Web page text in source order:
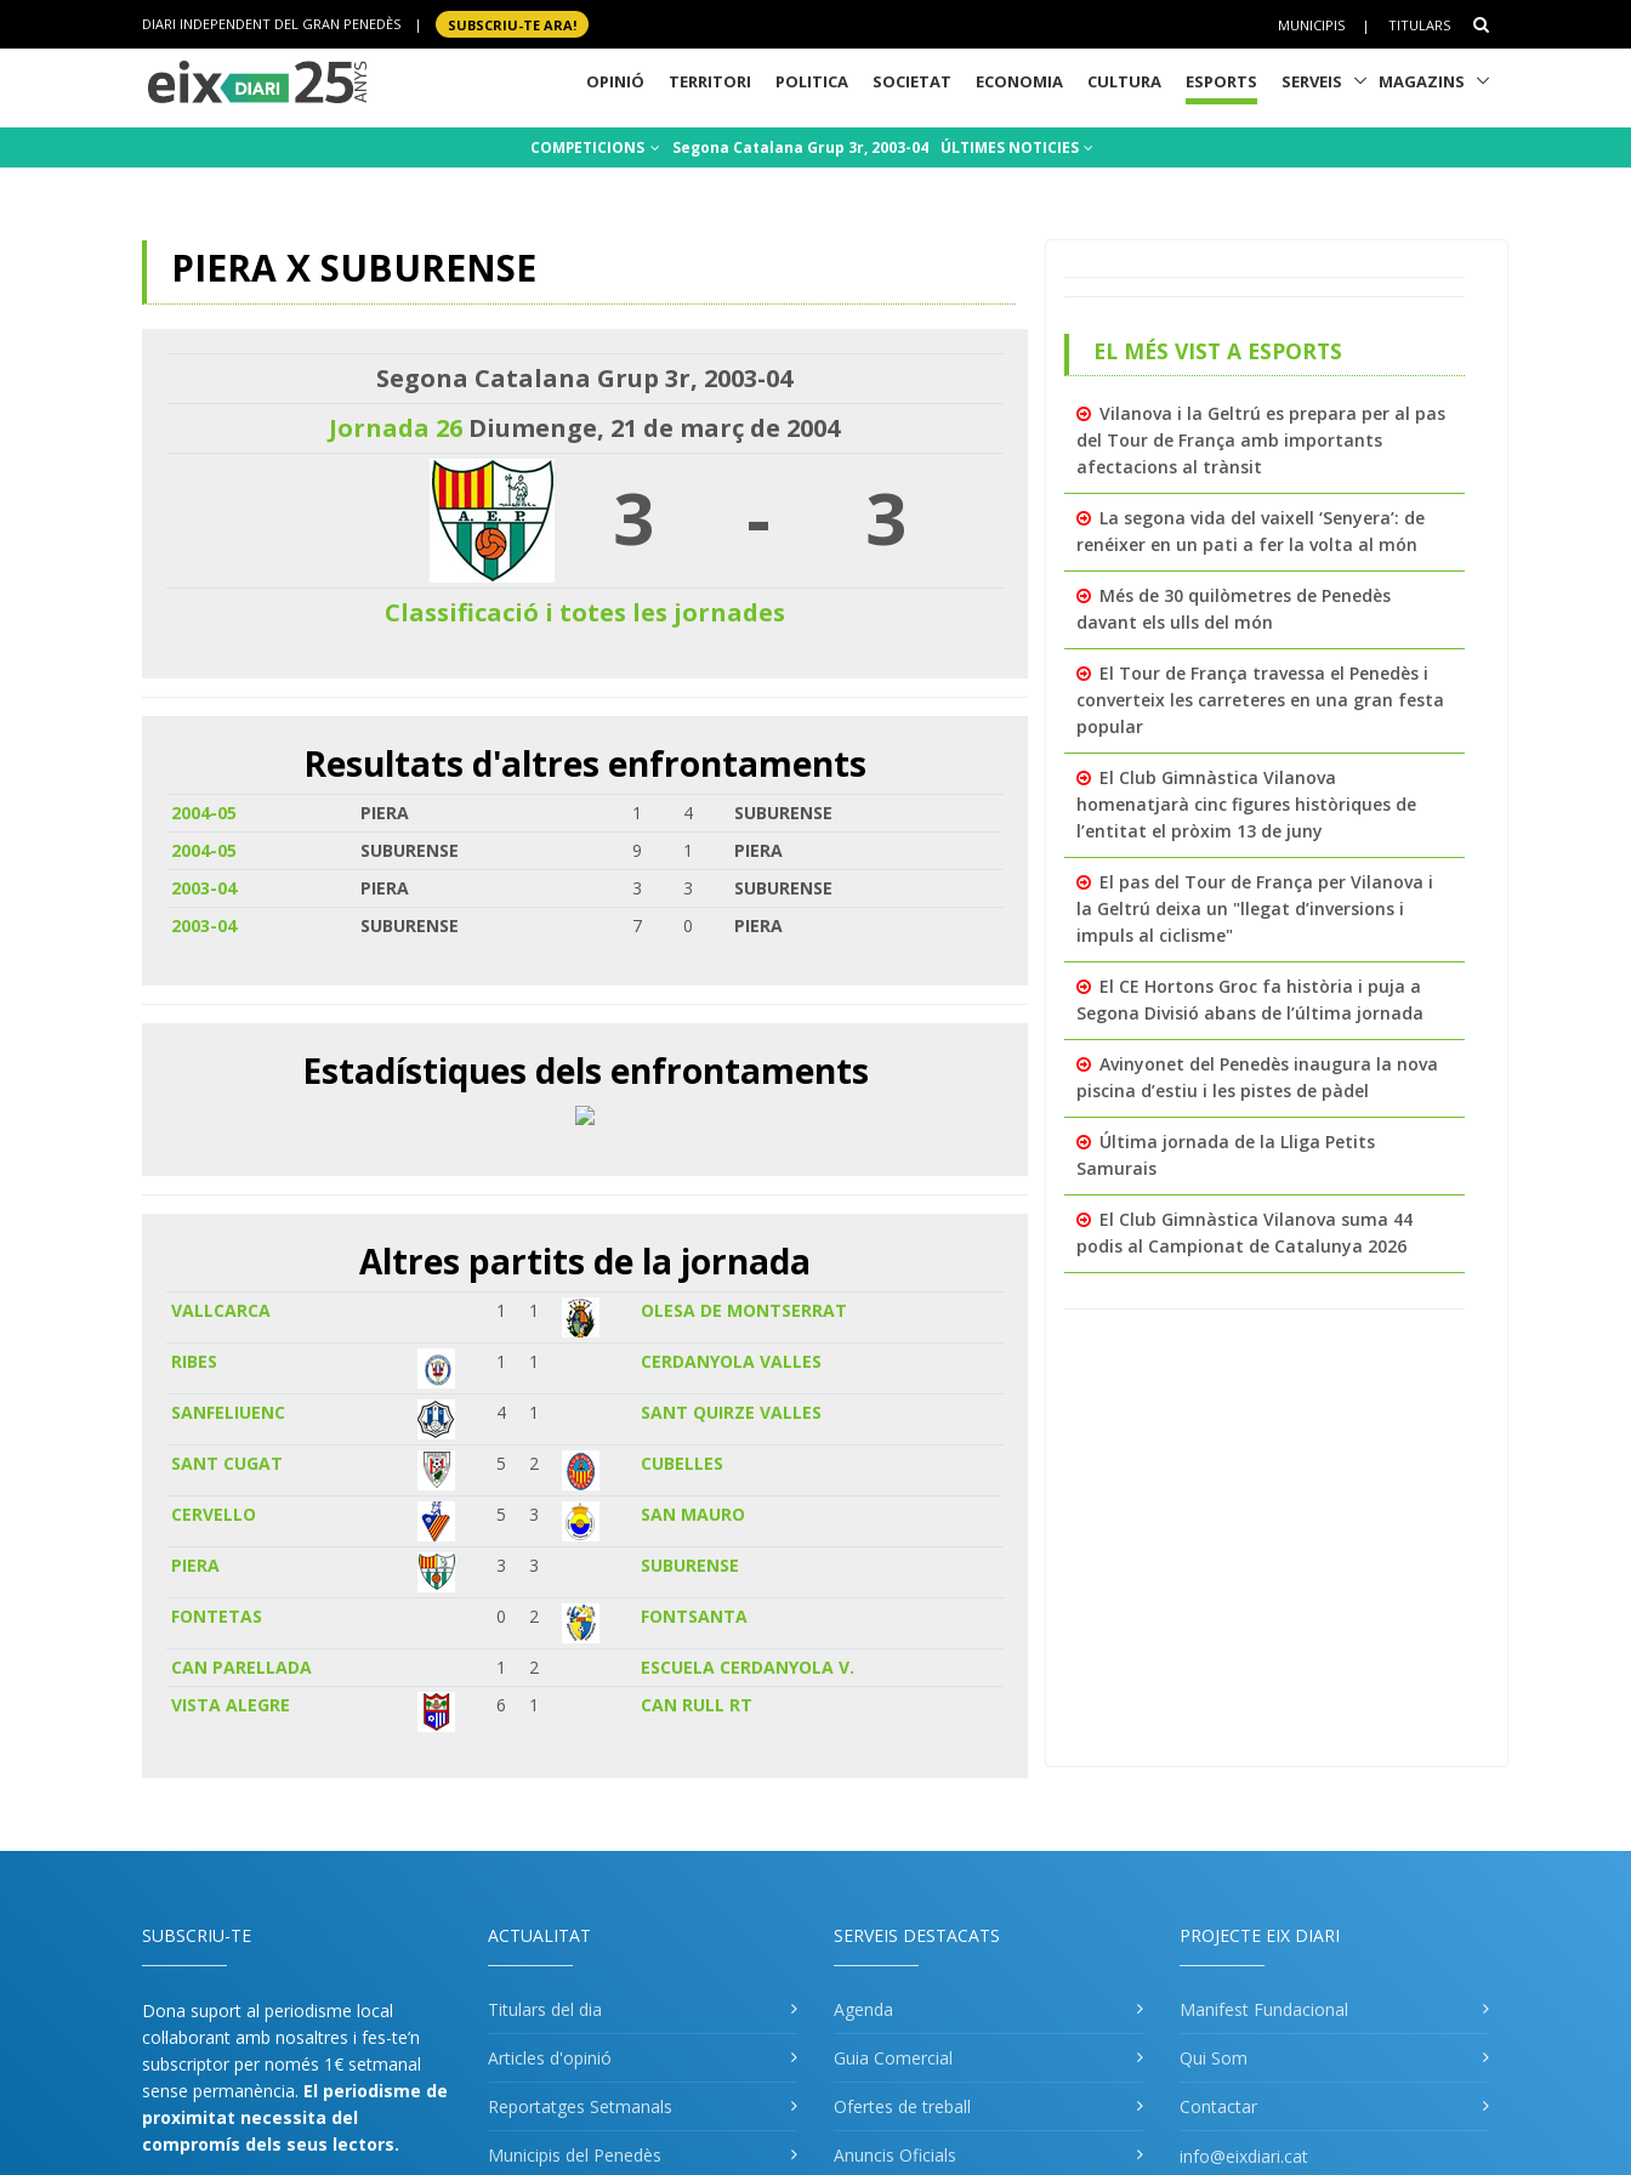
DIARI INDEPENDENT DEL GRAN PENEDÈS | SUBSCRIU-TE ARA! MUNICIPIS | TITULARS
OPINIÓ TERRITORI POLITICA SOCIETAT ECONOMIA CULTURA ESPORTS SERVEIS MAGAZINS
COMPETICIONS Segona Catalana Grup 3r, 2003-04 ÚLTIMES NOTICIES
PIERA X SUBURENSE
Segona Catalana Grup 3r, 2003-04
Jornada 26 Diumenge, 21 de març de 2004
3 - 3
Classificació i totes les jornades
Resultats d'altres enfrontaments
2004-05 PIERA 1 4
SUBURENSE
2004-05
SUBURENSE 9 1
PIERA
2003-04
PIERA 3 3
SUBURENSE
2003-04
SUBURENSE 7 0 PIERA
Estadístiques dels enfrontaments
Altres partits de la jornada
VALLCARCA 1 1 OLESA DE MONTSERRAT
RIBES 1 1 CERDANYOLA VALLES
SANFELIUENC 4 1 SANT QUIRZE VALLES
SANT CUGAT 5 2 CUBELLES
CERVELLO 5 3 SAN MAURO
PIERA 3 3 SUBURENSE
FONTETAS 0 2 FONTSANTA
CAN PARELLADA 1 2
ESCUELA CERDANYOLA V.
VISTA ALEGRE
6 1 CAN RULL RT
EL MÉS VIST A ESPORTS
Vilanova i la Geltrú es prepara per al pas
del Tour de França amb importants
afectacions al trànsit
La segona vida del vaixell ‘Senyera’: de
renéixer en un pati a fer la volta al món
Més de 30 quilòmetres de Penedès
davant els ulls del món
El Tour de França travessa el Penedès i
converteix les carreteres en una gran festa
popular
El Club Gimnàstica Vilanova
homenatjarà cinc figures històriques de
l’entitat el pròxim 13 de juny
El pas del Tour de França per Vilanova i
la Geltrú deixa un "llegat d’inversions i
impuls al ciclisme"
El CE Hortons Groc fa història i puja a
Segona Divisió abans de l’última jornada
Avinyonet del Penedès inaugura la nova
piscina d’estiu i les pistes de pàdel
Última jornada de la Lliga Petits
Samurais
El Club Gimnàstica Vilanova suma 44
podis al Campionat de Catalunya 2026
SUBSCRIU-TE
Dona suport al periodisme local
col·laborant amb nosaltres i fes-te’n
subscriptor per només 1€ setmanal
sense permanència. El periodisme de
proximitat necessita del
compromís dels seus lectors.
ACTUALITAT
Titulars del dia
Articles d'opinió
Reportatges Setmanals
Municipis del Penedès
SERVEIS DESTACATS
Agenda
Guia Comercial
Ofertes de treball
Anuncis Oficials
PROJECTE EIX DIARI
Manifest Fundacional
Qui Som
Contactar
info@eixdiari.cat